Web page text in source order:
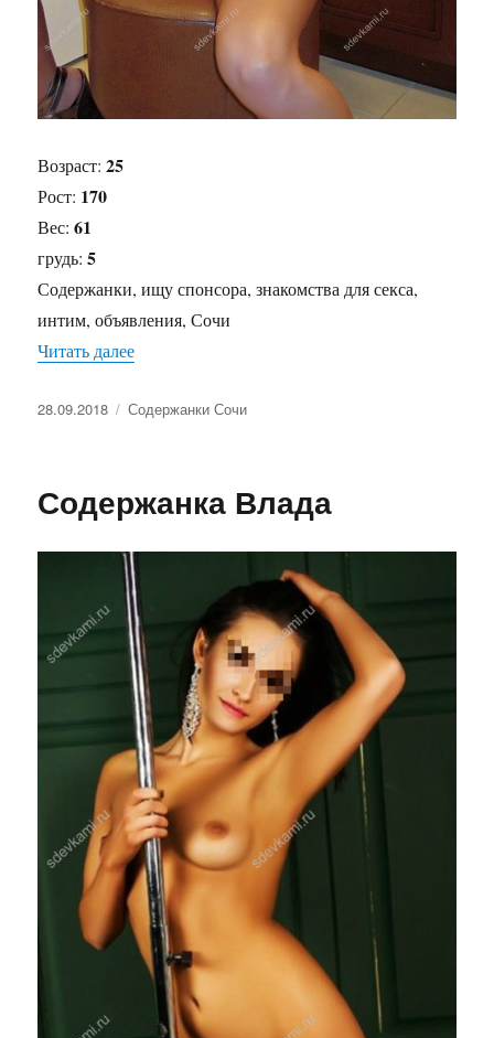
Возраст:25
Рост: 170
Вес:61
грудь:5
Содержанки, ищу спонсора, знакомства для секса,
интим, объявления, Сочи
Читать далее
Опубликовано
28.09.2018 Рубрики
Содержанки Сочи
Содержанка Влада